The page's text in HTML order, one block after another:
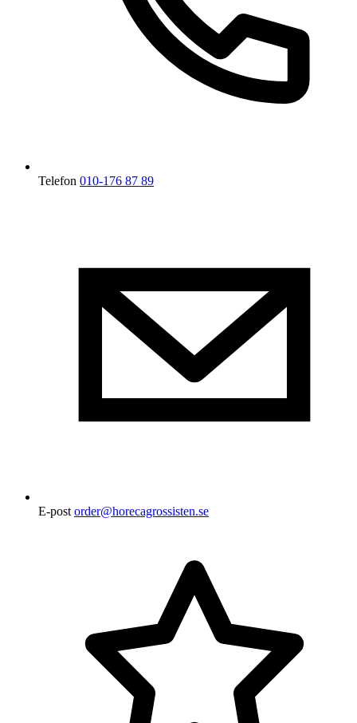
Telefon 010-176 87 89
E-post order@horecagrossisten.se